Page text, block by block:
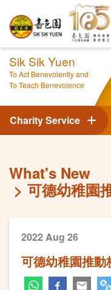
Sik Sik Yuen
To Act Benevolently and
To Teach Benevolence
Charity Service
What's New
可德幼稚園
2022 Aug 26
可德幼稚園推動